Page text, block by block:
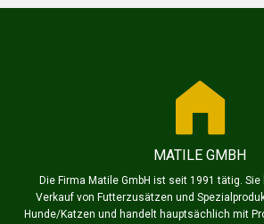
MATILE GMBH
Die Firma Matile GmbH ist seit 1991 tätig.
Verkauf von Futterzusätzen und
Hunde/Katzen und handelt hauptsächlich mit